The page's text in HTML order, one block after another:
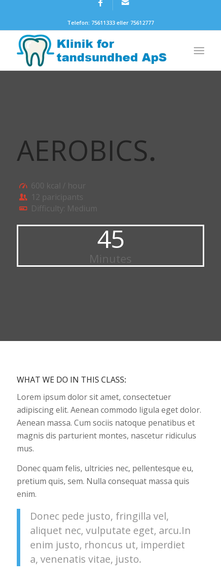
Telefon: 75611333 eller 75612777
AEROBICS.
600 kcal / hour
12 paricipants
Difficulty: Medium
45
Minutes
WHAT WE DO IN THIS CLASS:
Lorem ipsum dolor sit amet, consectetuer
adipiscing elit. Aenean commodo ligula eget dolor.
Aenean massa. Cum sociis natoque penatibus et
magnis dis parturient montes, nascetur ridiculus
mus.
Donec quam felis, ultricies nec, pellentesque eu,
pretium quis, sem. Nulla consequat massa quis
enim.
Donec pede justo, fringilla vel,
aliquet nec, vulputate eget, arcu.In
enim justo, rhoncus ut, imperdiet
a, venenatis vitae, justo.